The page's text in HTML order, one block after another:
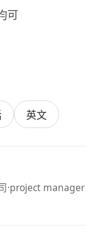
可
洲鼓班
英文
·project manager